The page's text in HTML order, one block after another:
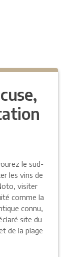
le sud-
les vins de
visiter
comme la
connu,
site du
de la plage